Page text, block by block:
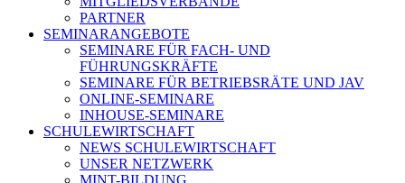
PARTNER
SEMINARANGEBOTE
SEMINARE FÜR FACH- UND
FÜHRUNGSKRÄFTE
SEMINARE FÜR BETRIEBSRÄTE UND JAV
ONLINE-SEMINARE
INHOUSE-SEMINARE
SCHULEWIRTSCHAFT
NEWS SCHULEWIRTSCHAFT
UNSER NETZWERK
MINT-BILDUNG